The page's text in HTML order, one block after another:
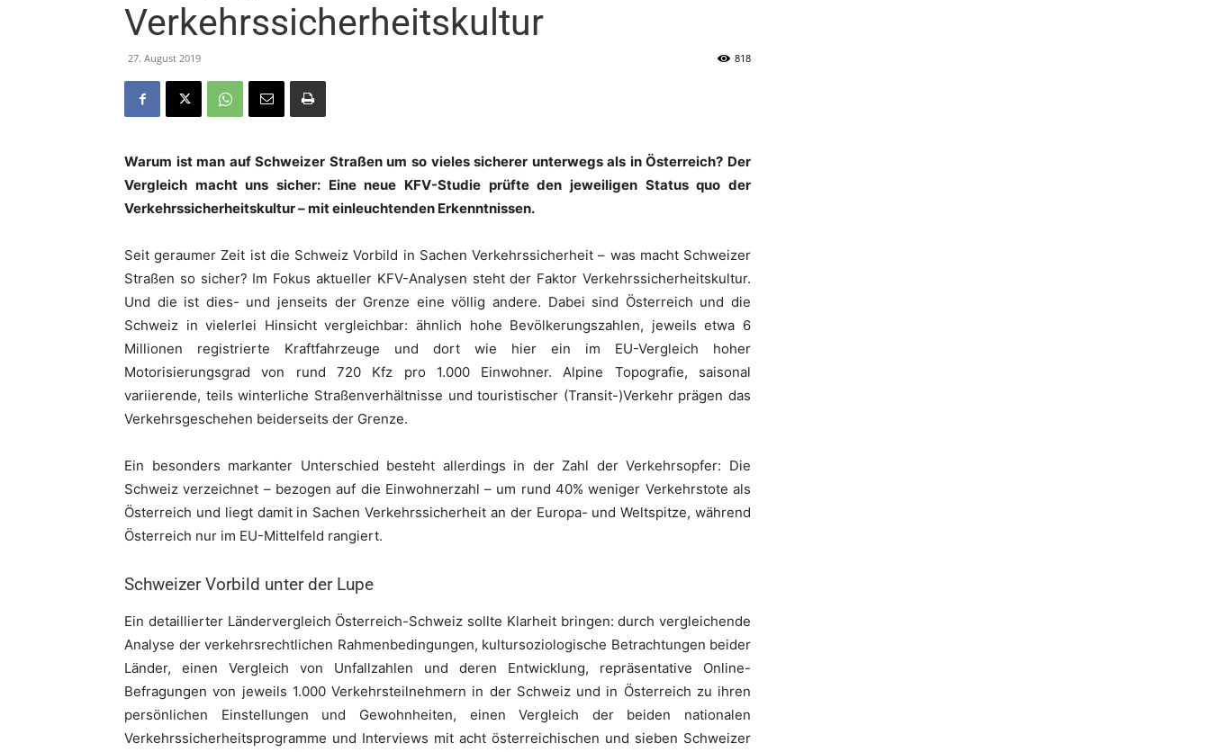
Verkehrssicherheitskultur
27. August 2019 818
Warum ist man auf Schweizer Straßen um so vieles sicherer unterwegs als in Österreich? Der
Vergleich macht uns sicher: Eine neue KFV-Studie prüfte den jeweiligen Status quo der
Verkehrssicherheitskultur – mit einleuchtenden Erkenntnissen.
Seit geraumer Zeit ist die Schweiz Vorbild in Sachen Verkehrssicherheit – was macht Schweizer
Straßen so sicher? Im Fokus aktueller KFV-Analysen steht der Faktor Verkehrssicherheitskultur.
Und die ist dies- und jenseits der Grenze eine völlig andere. Dabei sind Österreich und die
Schweiz in vielerlei Hinsicht vergleichbar: ähnlich hohe Bevölkerungszahlen, jeweils etwa 6
Millionen registrierte Kraftfahrzeuge und dort wie hier ein im EU-Vergleich hoher
Motorisierungsgrad von rund 720 Kfz pro 1.000 Einwohner. Alpine Topografie, saisonal
variierende, teils winterliche Straßenverhältnisse und touristischer (Transit-)Verkehr prägen das
Verkehrsgeschehen beiderseits der Grenze.
Ein besonders markanter Unterschied besteht allerdings in der Zahl der Verkehrsopfer: Die
Schweiz verzeichnet – bezogen auf die Einwohnerzahl – um rund 40% weniger Verkehrstote als
Österreich und liegt damit in Sachen Verkehrssicherheit an der Europa- und Weltspitze, während
Österreich nur im EU-Mittelfeld rangiert.
Schweizer Vorbild unter der Lupe
Ein detaillierter Ländervergleich Österreich-Schweiz sollte Klarheit bringen: durch vergleichende
Analyse der verkehrsrechtlichen Rahmenbedingungen, kultursoziologische Betrachtungen beider
Länder, einen Vergleich von Unfallzahlen und deren Entwicklung, repräsentative Online-
Befragungen von jeweils 1.000 Verkehrsteilnehmern in der Schweiz und in Österreich zu ihren
persönlichen Einstellungen und Gewohnheiten, einen Vergleich der beiden nationalen
Verkehrssicherheitsprogramme und Interviews mit acht österreichischen und sieben Schweizer